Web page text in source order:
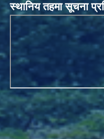
स्थानिय तहमा सूचना